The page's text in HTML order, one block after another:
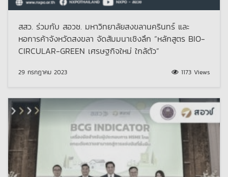
สสว. ร่วมกับ สอวช. มหาวิทยาลัยสงขลานครินทร์ และ
หอการค้าจังหวัดสงขลา จัดสัมมนาเชิงลึก “หลักสูตร BIO-
CIRCULAR-GREEN เศรษฐกิจใหม่ ใกล้ตัว”
29 กรกฎาคม 2023 1173 Views